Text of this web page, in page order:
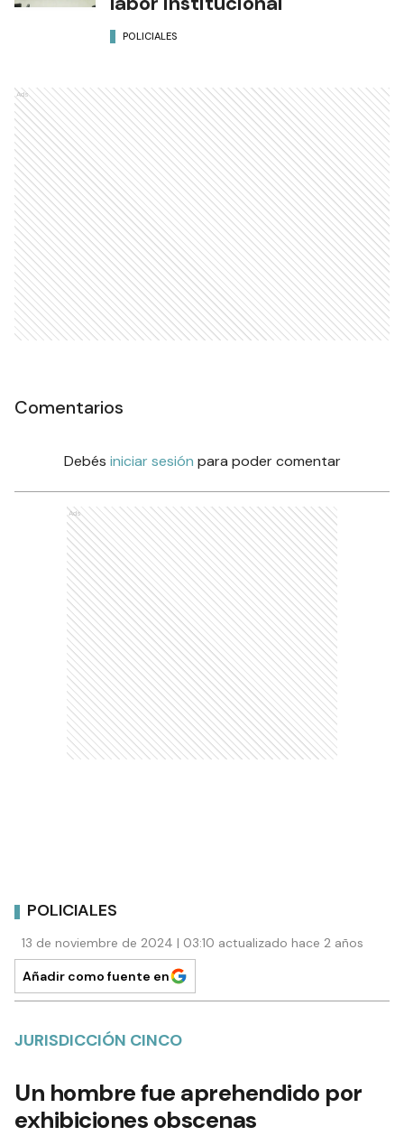
POLICIALES
Ads
Comentarios
Debés iniciar sesión para poder comentar
Ads
POLICIALES
13 de noviembre de 2024 | 03:10 actualizado hace 2 años
Añadir como fuente en
JURISDICCIÓN CINCO
Un hombre fue aprehendido por
exhibiciones obscenas